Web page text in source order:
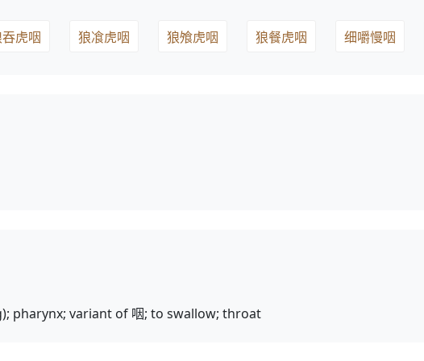
虎咽 狼飡虎咽 狼飧虎咽 狼餐虎咽 细嚼慢咽
pharynx; variant of 咽; to swallow; throat